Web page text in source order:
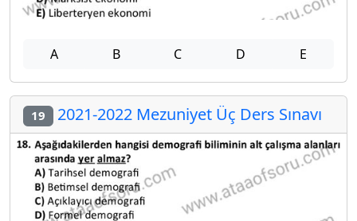
A B C D E
19 2021-2022 Mezuniyet Üç Ders Sınavı